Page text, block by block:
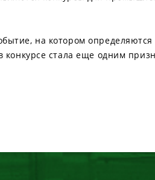
на котором
конкурсе стала еще одним